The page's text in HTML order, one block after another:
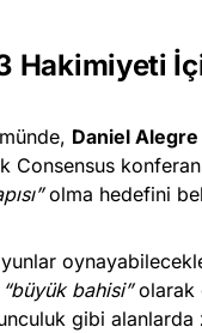
Hakimiyeti
Daniel Alegre
Consensus
olma hedefini
“büyük bahisi”olarak
gibi alanlarda